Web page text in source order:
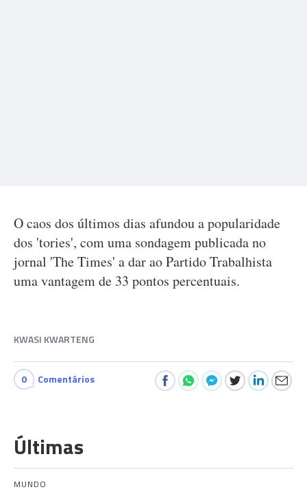
O caos dos últimos dias afundou a popularidade
dos 'tories', com uma sondagem publicada no
jornal 'The Times' a dar ao Partido Trabalhista
uma vantagem de 33 pontos percentuais.
KWASI KWARTENG
0 Comentários
Últimas
MUNDO